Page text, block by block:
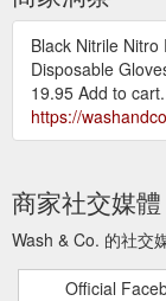
Black Nitrile
Disposable
19.95 Add to
https://
商家社交媒體
Wash & Co. 的社交
Official